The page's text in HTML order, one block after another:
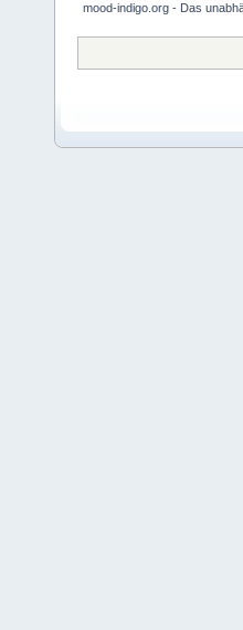
mood-indigo.org - Das